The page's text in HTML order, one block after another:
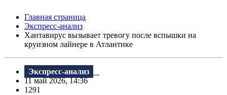
Главная страница
Экспресс-анализ
Хантавирус вызывает тревогу после вспышки на
круизном лайнере в Атлантике
Экспресс-анализ
11 май 2026, 14:36
1291